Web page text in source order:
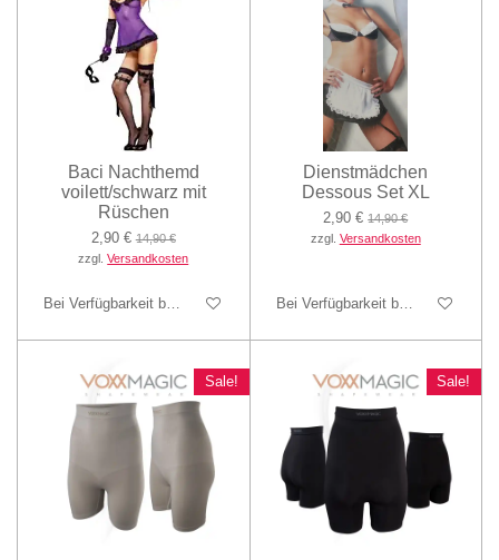
Baci Nachthemd
voilett/schwarz mit
Rüschen
2,90 € 14,90 €
zzgl.Versandkosten
Bei Verfügbarkeit benachrichtigen
Dienstmädchen
Dessous Set XL
2,90 € 14,90 €
zzgl. Versandkosten
Bei Verfügbarkeit benachrichtigen
Sale! Sale!